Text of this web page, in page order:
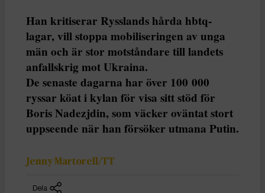
Han kritiserar Rysslands hårda hbtq-
lagar, vill stoppa mobiliseringen av unga
män och är stor motståndare till landets
anfallskrig mot Ukraina.
De senaste dagarna har över 100 000
ryssar köat i kylan för visa sitt stöd för
Boris Nadezjdin, som väcker oväntat stort
uppseende när han försöker utmana Putin.
Jenny Martorell/TT
Dela